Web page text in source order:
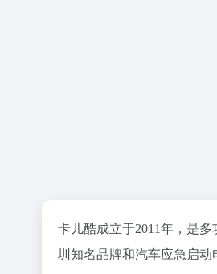
卡儿酷成立于2011年，是
圳知名品牌和汽车应急启动